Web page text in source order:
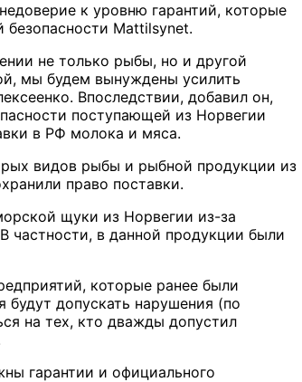
к уровню гарантий, которые
Mattilsynet.
не только рыбы, но и другой
мы будем вынуждены усилить
Впоследствии, добавил он,
поступающей из Норвегии
в РФ молока и мяса.
видов рыбы и рыбной продукции из
право поставки.
щуки из Норвегии из-за
частности, в данной продукции были
которые ранее были
будут допускать нарушения (по
на тех, кто дважды допустил
гарантии и официального